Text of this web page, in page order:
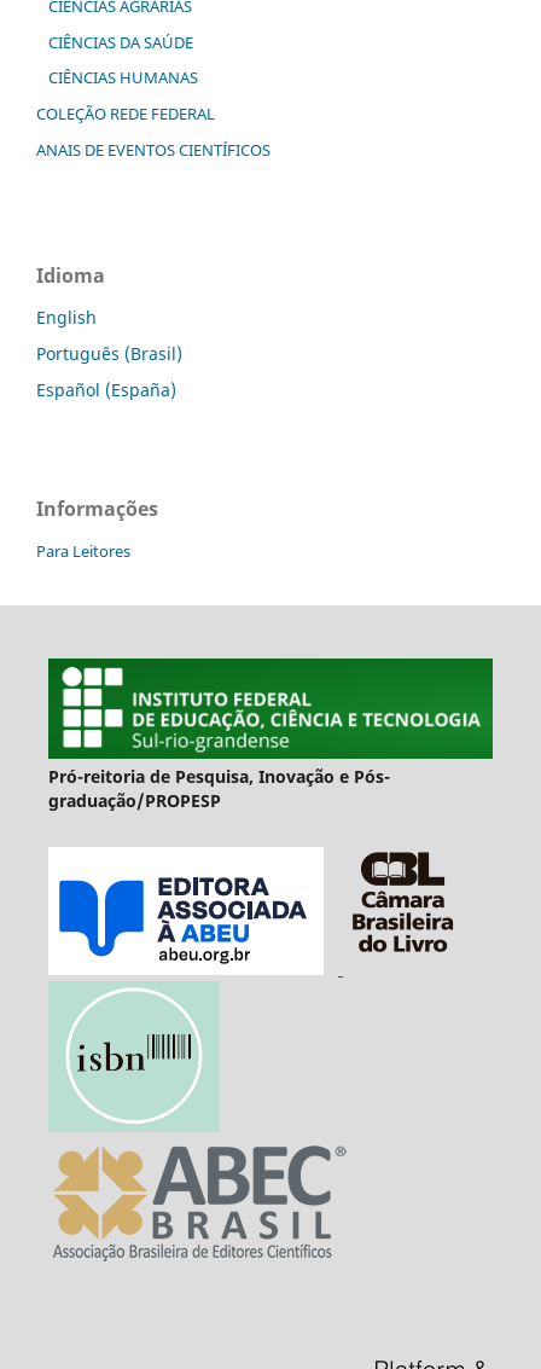
CIÊNCIAS AGRÁRIAS
CIÊNCIAS DA SAÚDE
CIÊNCIAS HUMANAS
COLEÇÃO REDE FEDERAL
ANAIS DE EVENTOS CIENTÍFICOS
Idioma
English
Português (Brasil)
Español (España)
Informações
Para Leitores
Pró-reitoria de Pesquisa, Inovação e Pós-
graduação/PROPESP